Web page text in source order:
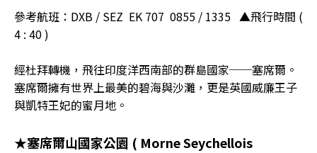
參考航班：DXB / SEZ EK 707 0855 / 1335 ▲飛行時間 (
4 : 40 )
經杜拜轉機，飛往印度洋西南部的群島國家──塞席爾。
塞席爾擁有世界上最美的碧海與沙灘，更是英國威廉王子
與凱特王妃的蜜月地。
★塞席爾山國家公園 ( Morne Seychellois